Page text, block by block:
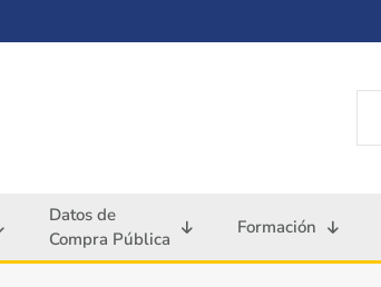
Datos de
Compra Pública
Formación